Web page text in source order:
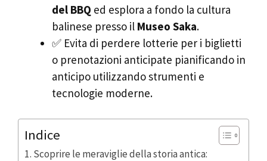
del BBQ ed esplora a fondo la cultura
balinese presso il Museo Saka.
✅ Evita di perdere lotterie per i biglietti
o prenotazioni anticipate pianificando in
anticipo utilizzando strumenti e
tecnologie moderne.
Indice
Scoprire le meraviglie della storia antica: